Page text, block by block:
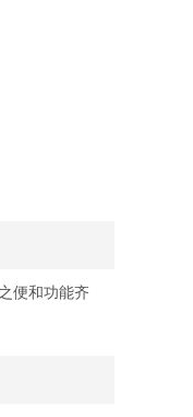
便和功能齐